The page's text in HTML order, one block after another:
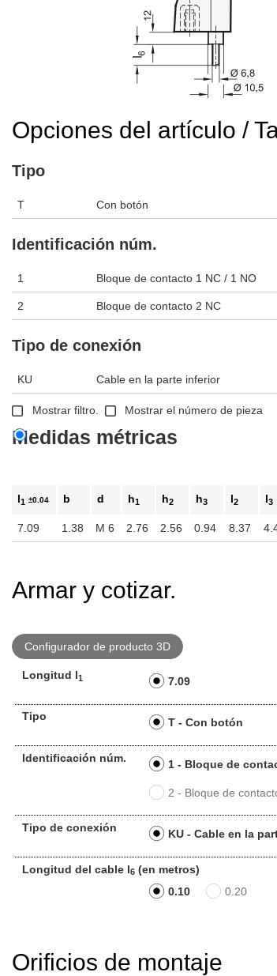
área de visualización principal del producto o use
Opciones del artículo /
Tipo
T Con botón
Identificación núm.
1 Bloque de contacto 1 NC / 1 NO
2 Bloque de contacto 2 NC
Tipo de conexión
KU Cable en la parte inferior
Mostrar filtro. Mostrar el número de pieza
Medidas métricas
l1 ±0.04 b d h1 h2 h3 l2 l3
7.09 1.38 M 6 2.76 2.56 0.94 8.37
Armar y cotizar.
Configurador de producto 3D
Longitud l1 7.09
Tipo T - Con botón
Identificación núm. 1 - Bloque de
2 - Bloque de
Tipo de conexión KU - Cable en la
Longitud del cable l6 (en metros)
0.10
0.20
Orificios de montaje